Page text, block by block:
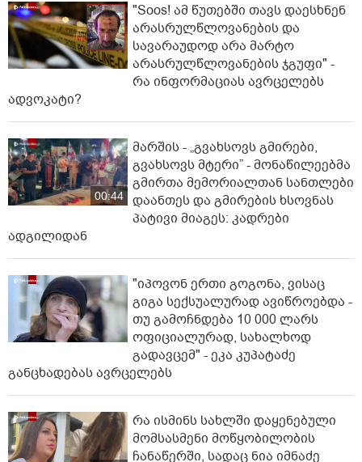
"Soos! ამ წუთებში თავს დაესხნენ
არასრულწლოვანების და
სავარაუდოდ არა მარტო
არასრულწლოვანების ჯგუფი" -
რა ინფორმაციას ავრცელებს
ადვოკატი?
00:44
მარშის - „გვახსოვს გმირები,
გვახსოვს მტერი” - მონაწილეებმა
გმირთა მემორიალთან სანთლები
დაანთეს და გმირების ხსოვნას
პატივი მიაგეს: კადრები
ადგილიდან
"იპოვონ ერთი გოგონა, ვისაც
გიგა სექსუალურად ავიწროებდა -
თუ გამოჩნდება 10 000 ლარს
ოფიციალურად, სახალხოდ
გადავცემ" - ეკა კუპატაძე
განცხადებას ავრცელებს
რა ისმინს სახლში დაყენებული
მომსასმენი მოწყობილობის
ჩანაწერში, სადაც ნია იმნაძე